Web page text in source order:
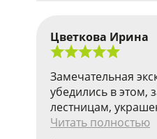
Цветкова Ирина
Замечательная
убедились в этом,
лестницам,
Читать полностью